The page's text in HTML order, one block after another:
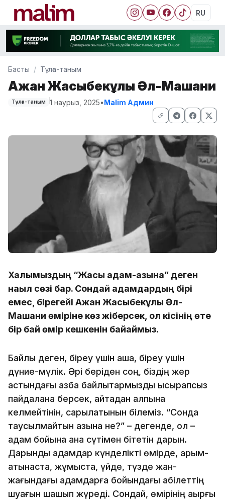
RU
Басты Тұлға-таным
Ақжан Жақсыбекұлы Әл-Машани
Тұлға-таным 1 наурыз, 2025•Malim Админ
Халқымыздың “Жақсы адам-қазына” деген
нақыл сөзі бар. Сондай адамдардың бірі
емес, бірегейі Ақжан Жақсыбекұлы Әл-
Машани өміріне көз жіберсек, ол кісінің өте
бір бай өмір кешкенін байқаймыз.
Байлық деген, біреу үшін ақша, біреу үшін
дүние-мүлік. Әрі беріден соң, біздің жер
астындағы қазба байлықтармызды ысырапсыз
пайдалана берсек, қайтадан қалпына
келмейтінін, сарқылатынын білеміз. “Сонда
таусылмайтын қазына не?” – дегенде, ол –
адам бойына ана сүтімен бітетін дарын.
Дарынды адамдар күнде­лікті өмірде, қарым-
қатынаста, жұмыста, үйде, түзде жан-
жағындағы адамдарға бойындағы қабілеттің
шуағын шашып жүреді. Сондай, өмірінің ақырғы